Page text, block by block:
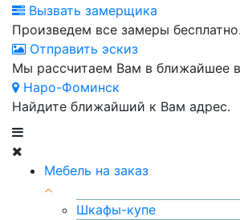
Вызвать замерщика
Произведем все замеры бесплатно.
Отправить эскиз
Мы рассчитаем Вам в ближайшее
Наро-Фоминск
Найдите ближайший к Вам адрес.
Мебель на заказ
Шкафы-купе